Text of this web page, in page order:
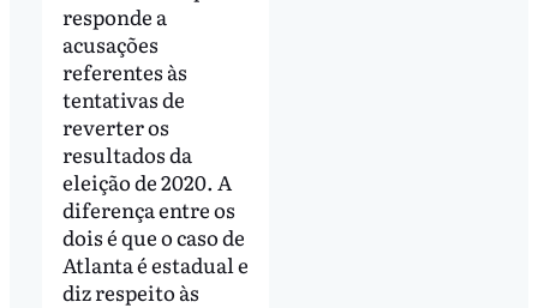
responde a
acusações
referentes às
tentativas de
reverter os
resultados da
eleição de 2020. A
diferença entre os
dois é que o caso de
Atlanta é estadual e
diz respeito às